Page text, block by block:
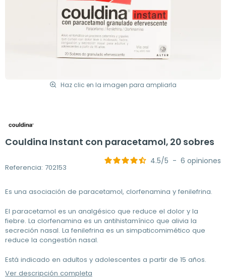
Haz clic en la imagen para ampliarla
Couldina Instant con paracetamol, 20 sobres
Referencia: 702153
4.5/5 - 6 opiniones
Es una asociación de paracetamol, clorfenamina y fenilefrina.
El paracetamol es un analgésico que reduce el dolor y la
fiebre. La clorfenamina es un antihistamínico que alivia la
secreción nasal. La fenilefrina es un simpaticomimético que
reduce la congestión nasal.
Está indicado en adultos y adolescentes a partir de 15 años.
Ver descripción completa